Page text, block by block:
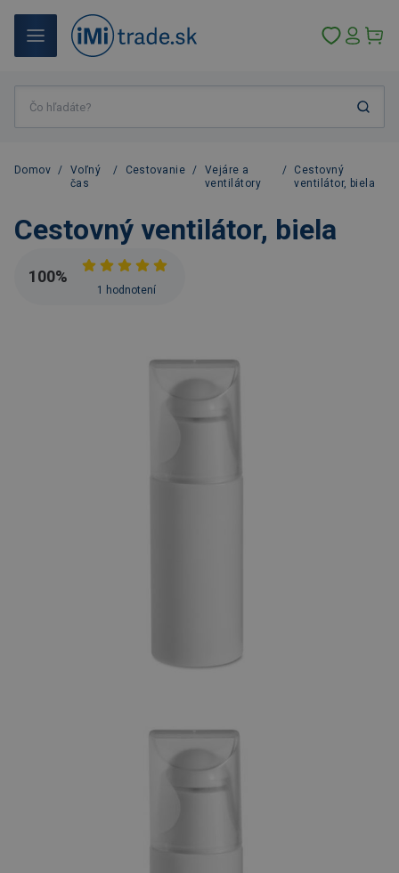
Domov /
Voľný
čas
/ Cestovanie /
Vejáre a
ventilátory
/
Cestovný
ventilátor, biela
Cestovný ventilátor, biela
100%
1 hodnotení